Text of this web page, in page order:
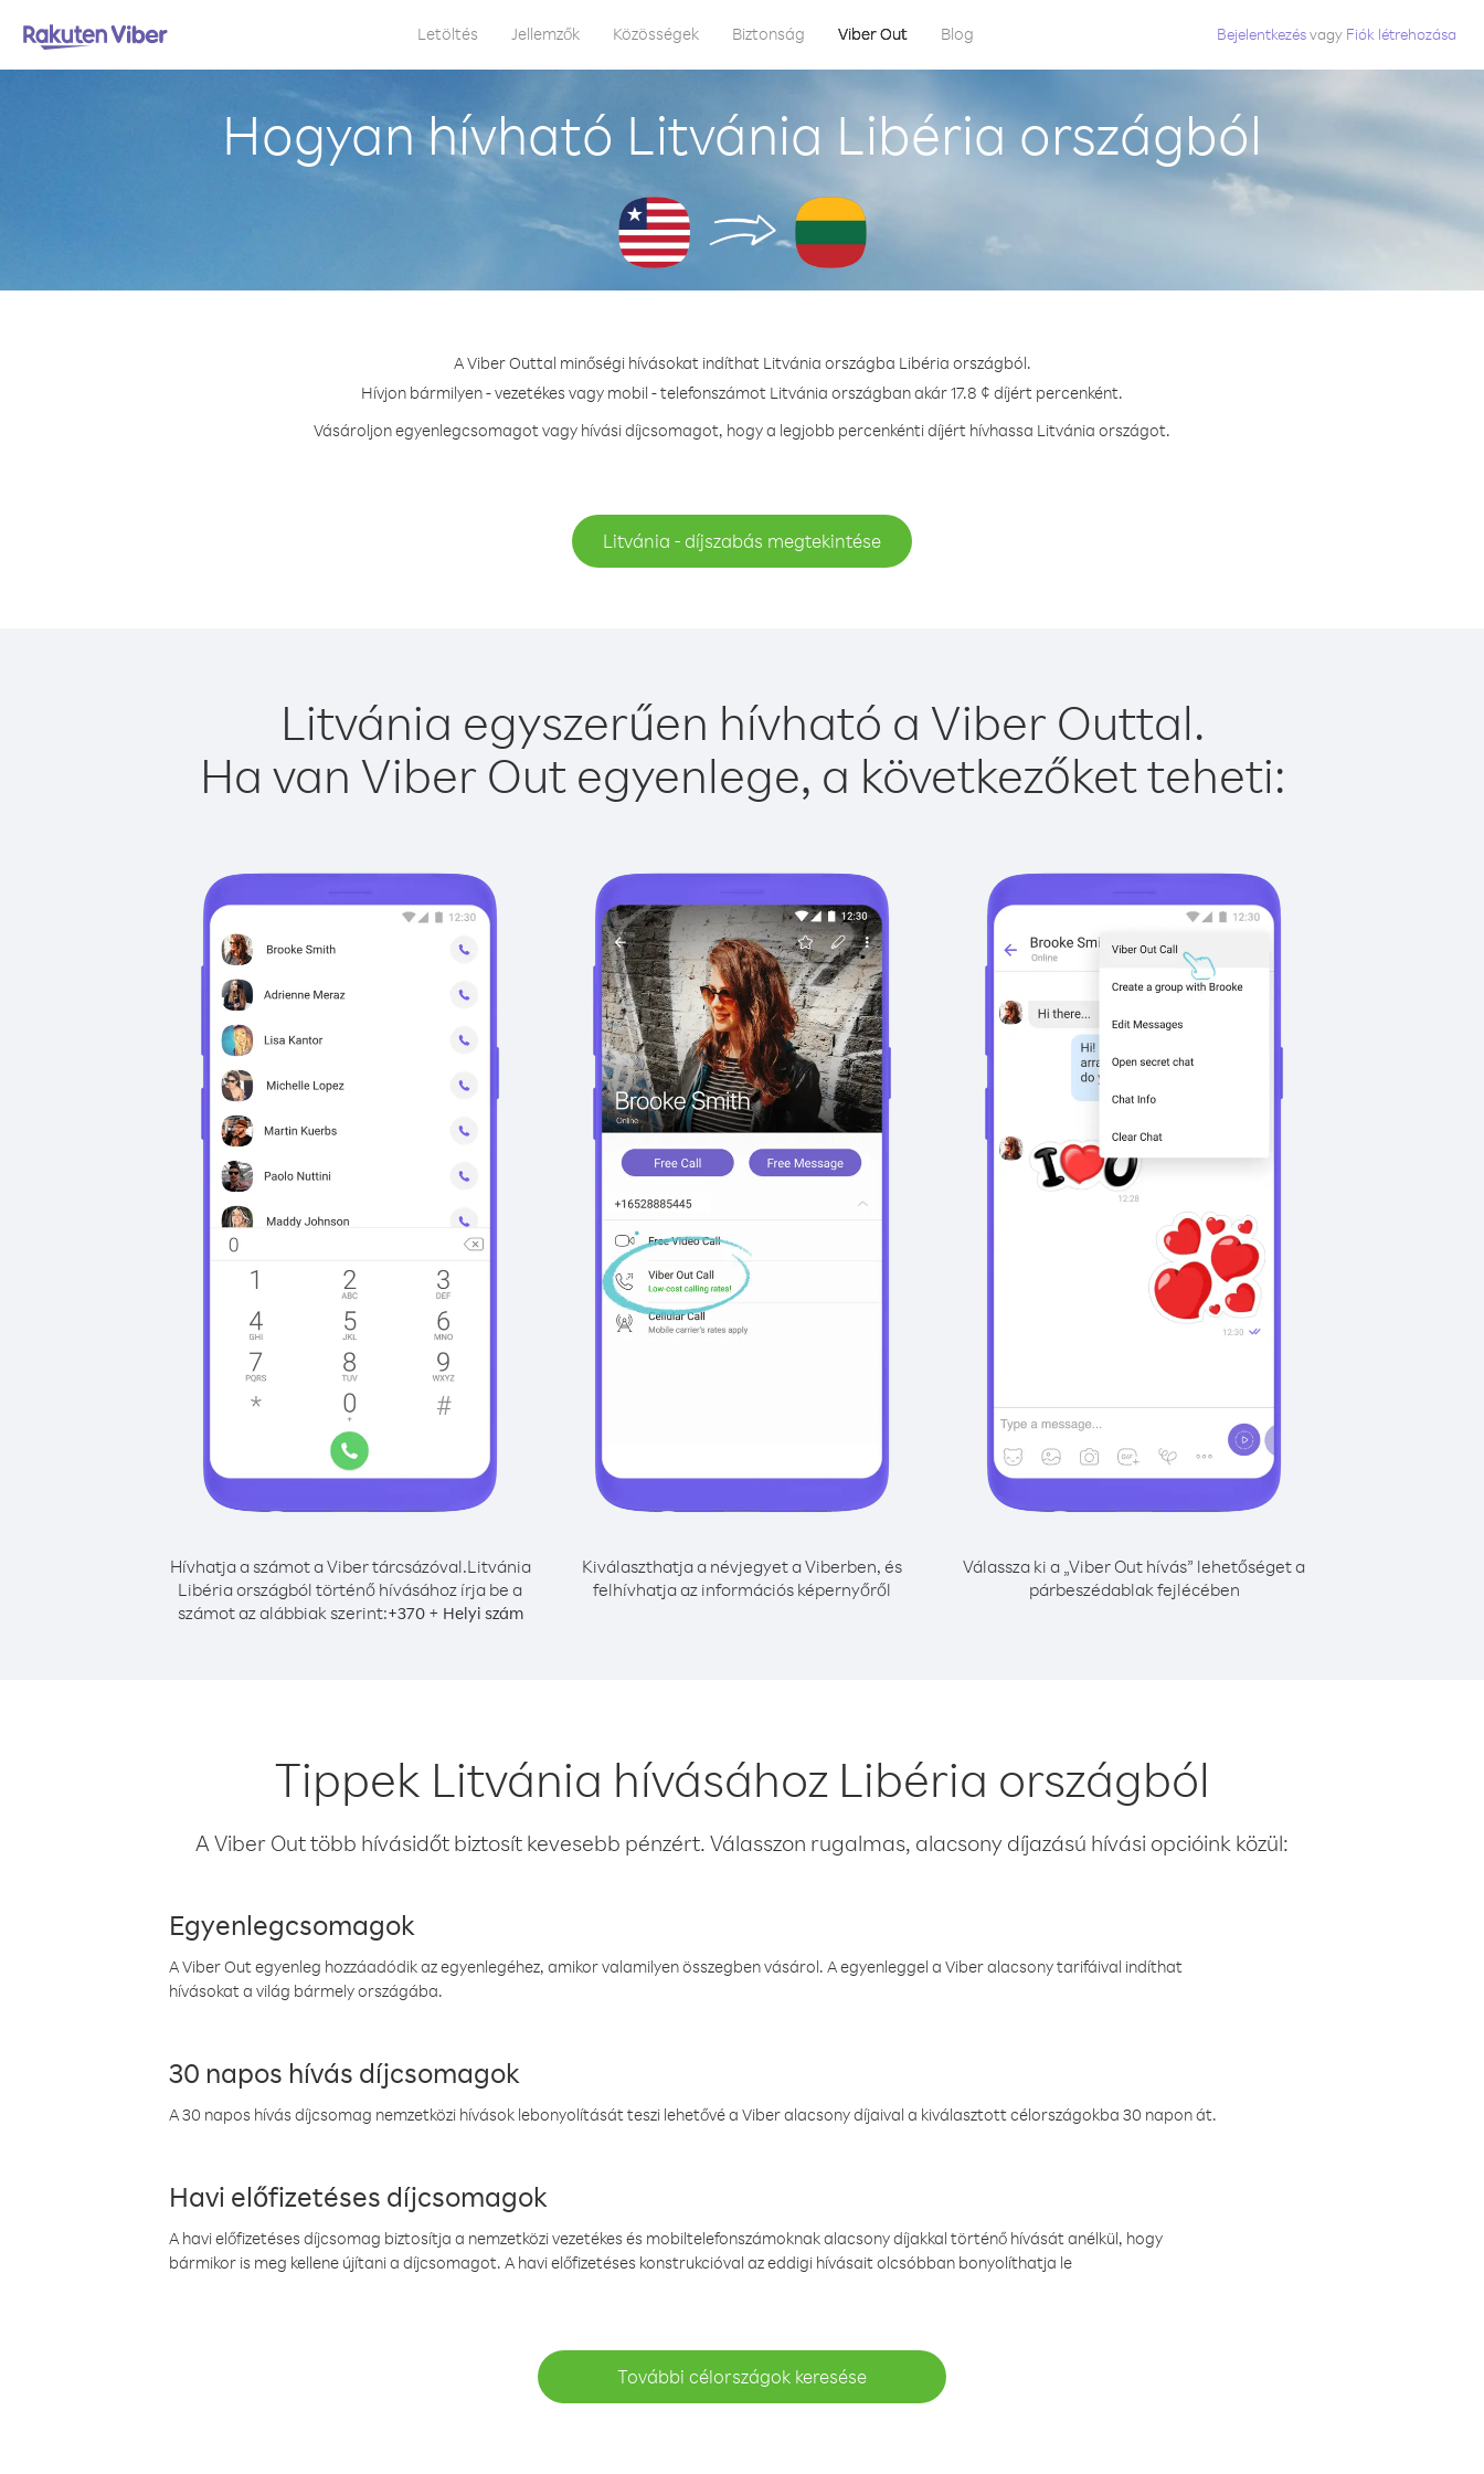
Letöltés Jellemzők Közösségek Biztonság Viber Out Blog Bejelentkezésvagy Fiók létrehozása
Hogyan hívható Litvánia Libéria országból
A Viber Outtal minőségi hívásokat indíthat Litvánia országba Libéria országból.
Hívjon bármilyen - vezetékes vagy mobil - telefonszámot Litvánia országban akár 17.8 ¢ díjért percenként.
Vásároljon egyenlegcsomagot vagy hívási díjcsomagot, hogy a legjobb percenkénti díjért hívhassa Litvánia országot.
Litvánia - díjszabás megtekintése
Litvánia egyszerűen hívható a Viber Outtal.
Ha van Viber Out egyenlege, a következőket teheti:
Hívhatja a számot a Viber tárcsázóval.Litvánia
Libéria országból történő hívásához írja be a
számot az alábbiak szerint:+370+ Helyi szám
Kiválaszthatja a névjegyet a Viberben, és
felhívhatja az információs képernyőről
Válassza ki a „Viber Out hívás” lehetőséget a
párbeszédablak fejlécében
Tippek Litvánia hívásához Libéria országból
A Viber Out több hívásidőt biztosít kevesebb pénzért. Válasszon rugalmas, alacsony díjazású hívási opcióink közül:
Egyenlegcsomagok
A Viber Out egyenleg hozzáadódik az egyenlegéhez, amikor valamilyen összegben vásárol. A egyenleggel a Viber alacsony tarifáival indíthat
hívásokat a világ bármely országába.
30 napos hívás díjcsomagok
A 30 napos hívás díjcsomag nemzetközi hívások lebonyolítását teszi lehetővé a Viber alacsony díjaival a kiválasztott célországokba 30 napon át.
Havi előfizetéses díjcsomagok
A havi előfizetéses díjcsomag biztosítja a nemzetközi vezetékes és mobiltelefonszámoknak alacsony díjakkal történő hívását anélkül, hogy
bármikor is meg kellene újítani a díjcsomagot. A havi előfizetéses konstrukcióval az eddigi hívásait olcsóbban bonyolíthatja le
További célországok keresése